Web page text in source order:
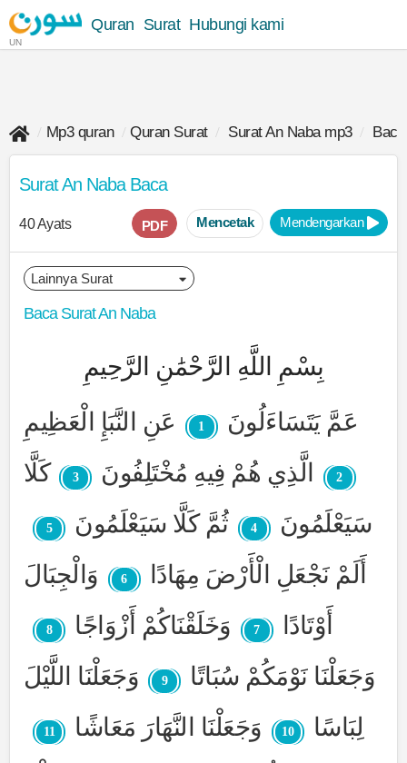
UN
Quran Surat Hubungi kami
Mp3 quran Quran Surat Surat An Naba mp3
Surat An Naba Baca
40 Ayats Mendengarkan
Mencetak
PDF
Baca Surat An Naba
بِسْمِ اللَّهِ الرَّحْمَٰنِ الرَّحِيمِ
عَمَّ يَتَسَاءَلُونَ
1 عَنِ النَّبَإِ الْعَظِيمِ
2 الَّذِي هُمْ فِيهِ مُخْتَلِفُونَ 3
كَلَّا
سَيَعْلَمُونَ
4 ثُمَّ كَلَّا سَيَعْلَمُونَ 5
أَلَمْ نَجْعَلِ الْأَرْضَ مِهَادًا 6
وَالْجِبَالَ
أَوْتَادًا
7 وَخَلَقْنَاكُمْ أَزْوَاجًا 8
وَجَعَلْنَا نَوْمَكُمْ سُبَاتًا 9
وَجَعَلْنَا اللَّيْلَ
لِبَاسًا
10 وَجَعَلْنَا النَّهَارَ مَعَاشًا 11